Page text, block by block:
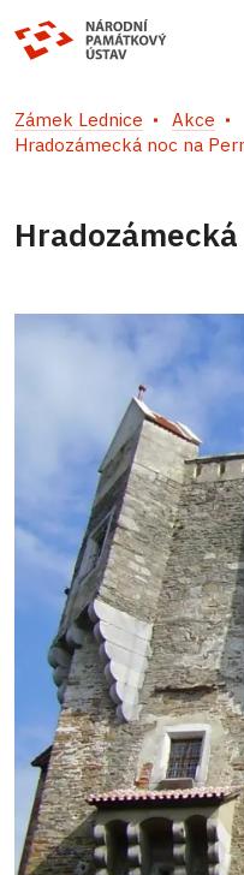
Zámek Lednice
Akce
Hradozámecká noc na